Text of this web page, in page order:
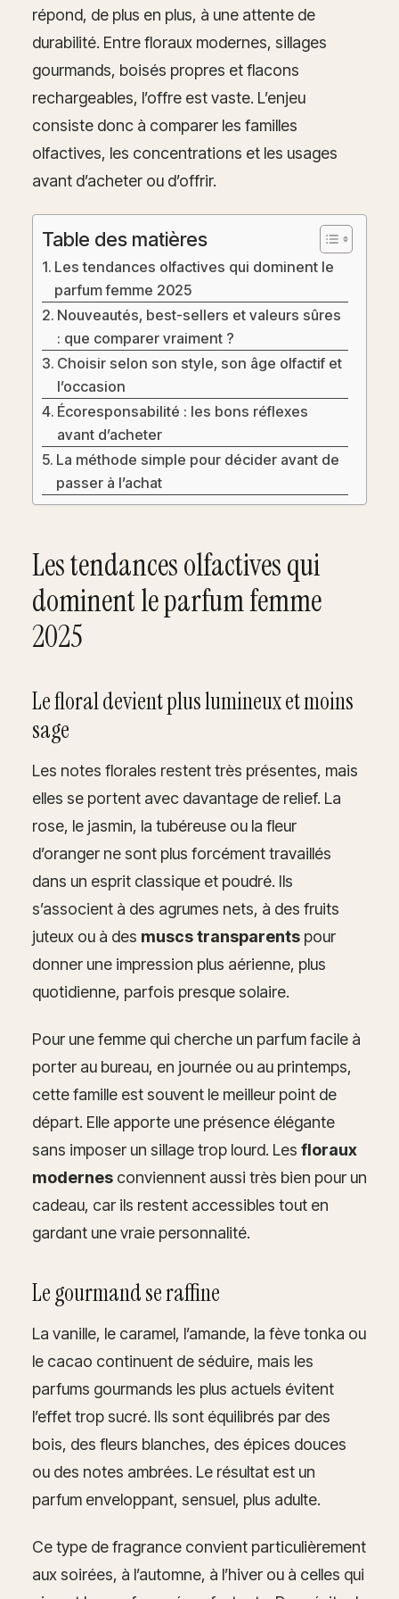
répond, de plus en plus, à une attente de
durabilité. Entre floraux modernes, sillages
gourmands, boisés propres et flacons
rechargeables, l’offre est vaste. L’enjeu
consiste donc à comparer les familles
olfactives, les concentrations et les usages
avant d’acheter ou d’offrir.
Table des matières
Les tendances olfactives qui dominent le
parfum femme 2025
Nouveautés, best-sellers et valeurs sûres
: que comparer vraiment ?
Choisir selon son style, son âge olfactif et
l’occasion
Écoresponsabilité : les bons réflexes
avant d’acheter
La méthode simple pour décider avant de
passer à l’achat
Les tendances olfactives qui
dominent le parfum femme
2025
Le floral devient plus lumineux et moins
sage
Les notes florales restent très présentes, mais
elles se portent avec davantage de relief. La
rose, le jasmin, la tubéreuse ou la fleur
d’oranger ne sont plus forcément travaillés
dans un esprit classique et poudré. Ils
s’associent à des agrumes nets, à des fruits
juteux ou à des muscs transparents pour
donner une impression plus aérienne, plus
quotidienne, parfois presque solaire.
Pour une femme qui cherche un parfum facile à
porter au bureau, en journée ou au printemps,
cette famille est souvent le meilleur point de
départ. Elle apporte une présence élégante
sans imposer un sillage trop lourd. Les floraux
modernes conviennent aussi très bien pour un
cadeau, car ils restent accessibles tout en
gardant une vraie personnalité.
Le gourmand se raffine
La vanille, le caramel, l’amande, la fève tonka ou
le cacao continuent de séduire, mais les
parfums gourmands les plus actuels évitent
l’effet trop sucré. Ils sont équilibrés par des
bois, des fleurs blanches, des épices douces
ou des notes ambrées. Le résultat est un
parfum enveloppant, sensuel, plus adulte.
Ce type de fragrance convient particulièrement
aux soirées, à l’automne, à l’hiver ou à celles qui